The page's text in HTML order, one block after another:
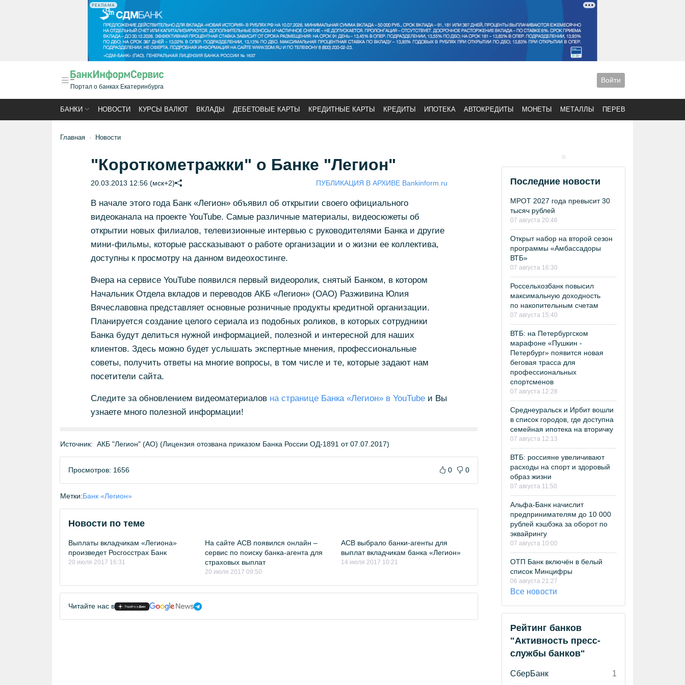
РЕКЛАМА
Портал о банках Екатеринбурга
Войти
БАНКИ НОВОСТИ КУРСЫ ВАЛЮТ ВКЛАДЫ ДЕБЕТОВЫЕ КАРТЫ КРЕДИТНЫЕ КАРТЫ КРЕДИТЫ ИПОТЕКА АВТОКРЕДИТЫ МОНЕТЫ МЕТАЛЛЫ ПЕРЕВОДЫ
Главная Новости
"Короткометражки" о Банке "Легион"
20.03.2013 12:56 (мск+2) ПУБЛИКАЦИЯ В АРХИВЕ Bankinform.ru
В начале этого года Банк «Легион» объявил об открытии своего официального
видеоканала на проекте YouTube. Самые различные материалы, видеосюжеты об
открытии новых филиалов, телевизионные интервью с руководителями Банка и другие
мини-фильмы, которые рассказывают о работе организации и о жизни ее коллектива,
доступны к просмотру на данном видеохостинге.
Вчера на сервисе YouTube появился первый видеоролик, снятый Банком, в котором
Начальник Отдела вкладов и переводов АКБ «Легион» (ОАО) Разживина Юлия
Вячеславовна представляет основные розничные продукты кредитной организации.
Планируется создание целого сериала из подобных роликов, в которых сотрудники
Банка будут делиться нужной информацией, полезной и интересной для наших
клиентов. Здесь можно будет услышать экспертные мнения, профессиональные
советы, получить ответы на многие вопросы, в том числе и те, которые задают нам
посетители сайта.
Следите за обновлением видеоматериалов на странице Банка «Легион» в YouTubeи Вы
узнаете много полезной информации!
Источник: АКБ "Легион" (АО) (Лицензия отозвана приказом Банка России ОД-1891 от 07.07.2017)
Просмотров: 1656 0 0
Метки:Банк «Легион»
Новости по теме
Выплаты вкладчикам «Легиона»
произведет Росгосстрах Банк
20 июля 2017 16:31
На сайте АСВ появился онлайн –
сервис по поиску банка-агента для
страховых выплат
20 июля 2017 09:50
АСВ выбрало банки-агенты для
выплат вкладчикам банка «Легион»
14 июля 2017 10:21
Читайте нас в
Последние новости
МРОТ 2027 года превысит 30
тысяч рублей
07 августа 20:46
Открыт набор на второй сезон
программы «Амбассадоры
ВТБ»
07 августа 16:30
Россельхозбанк повысил
максимальную доходность
по накопительным счетам
07 августа 15:40
ВТБ: на Петербургском
марафоне «Пушкин -
Петербург» появится новая
беговая трасса для
профессиональных
спортсменов
07 августа 12:28
Среднеуральск и Ирбит вошли
в список городов, где доступна
семейная ипотека на вторичку
07 августа 12:13
ВТБ: россияне увеличивают
расходы на спорт и здоровый
образ жизни
07 августа 11:50
Альфа-Банк начислит
предпринимателям до 10 000
рублей кэшбэка за оборот по
эквайрингу
07 августа 10:00
ОТП Банк включён в белый
список Минцифры
06 августа 21:27
Все новости
Рейтинг банков
"Активность пресс-
службы банков"
СберБанк
1